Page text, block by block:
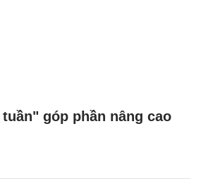
góp phần nâng cao